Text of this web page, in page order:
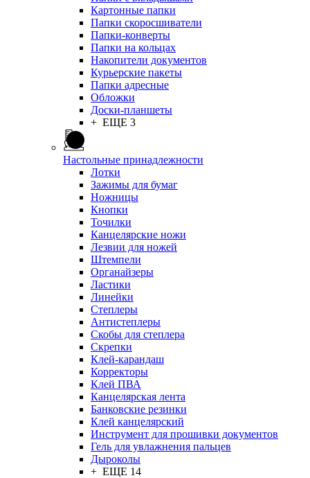
Картонные папки
Папки скоросшиватели
Папки-конверты
Папки на кольцах
Накопители документов
Курьерские пакеты
Папки адресные
Обложки
Доски-планшеты
+ ЕЩЕ 3
Настольные принадлежности
Лотки
Зажимы для бумаг
Ножницы
Кнопки
Точилки
Канцелярские ножи
Лезвии для ножей
Штемпели
Органайзеры
Ластики
Линейки
Степлеры
Антистеплеры
Скобы для степлера
Скрепки
Клей-карандаш
Корректоры
Клей ПВА
Канцелярская лента
Банковские резинки
Клей канцелярский
Инструмент для прошивки документов
Гель для увлажнения пальцев
Дыроколы
+ ЕЩЕ 14